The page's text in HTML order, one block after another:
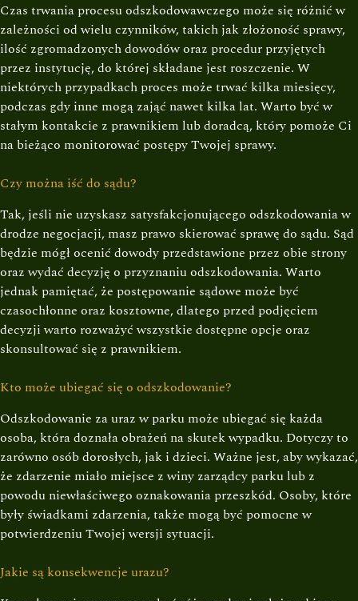
Czas trwania procesu odszkodowawczego może się różnić w
zależności od wielu czynników, takich jak złożoność sprawy,
ilość zgromadzonych dowodów oraz procedur przyjętych
przez instytucję, do której składane jest roszczenie. W
niektórych przypadkach proces może trwać kilka miesięcy,
podczas gdy inne mogą zająć nawet kilka lat. Warto być w
stałym kontakcie z prawnikiem lub doradcą, który pomoże Ci
na bieżąco monitorować postępy Twojej sprawy.
Czy można iść do sądu?
Tak, jeśli nie uzyskasz satysfakcjonującego odszkodowania w
drodze negocjacji, masz prawo skierować sprawę do sądu. Sąd
będzie mógł ocenić dowody przedstawione przez obie strony
oraz wydać decyzję o przyznaniu odszkodowania. Warto
jednak pamiętać, że postępowanie sądowe może być
czasochłonne oraz kosztowne, dlatego przed podjęciem
decyzji warto rozważyć wszystkie dostępne opcje oraz
skonsultować się z prawnikiem.
Kto może ubiegać się o odszkodowanie?
Odszkodowanie za uraz w parku może ubiegać się każda
osoba, która doznała obrażeń na skutek wypadku. Dotyczy to
zarówno osób dorosłych, jak i dzieci. Ważne jest, aby wykazać,
że zdarzenie miało miejsce z winy zarządcy parku lub z
powodu niewłaściwego oznakowania przeszkód. Osoby, które
były świadkami zdarzenia, także mogą być pomocne w
potwierdzeniu Twojej wersji sytuacji.
Jakie są konsekwencje urazu?